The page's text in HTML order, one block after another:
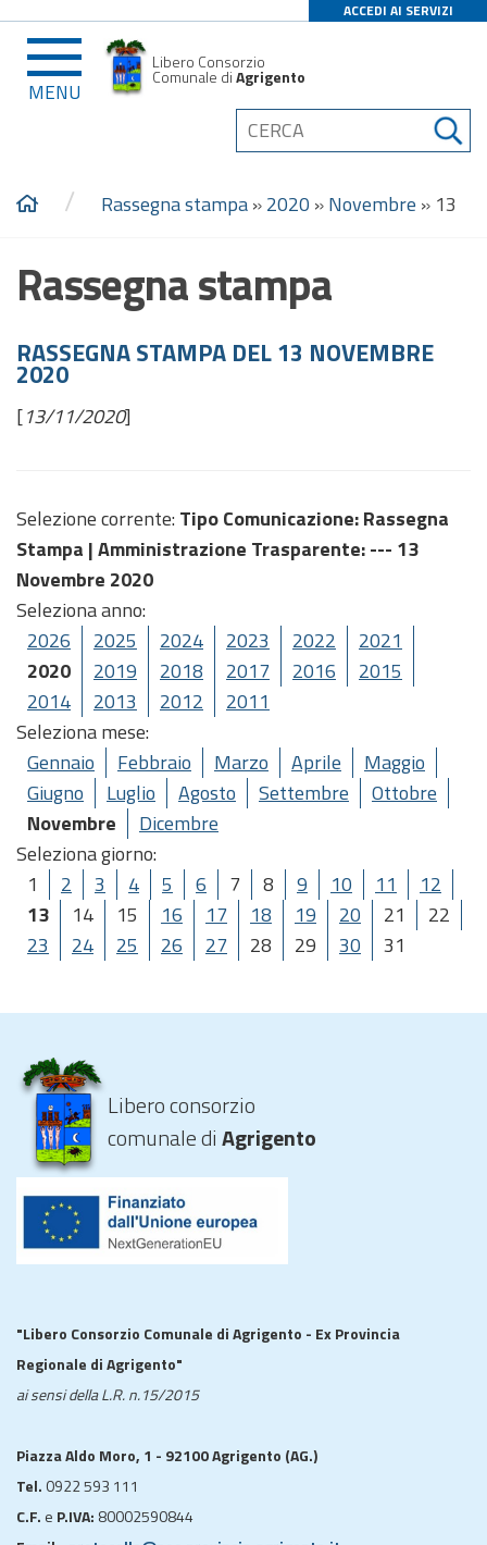
ACCEDI AI SERVIZI
MENU
Libero Consorzio
Comunale diAgrigento
/ Rassegna stampa»2020 »Novembre » 13
Rassegna stampa
RASSEGNA STAMPA DEL 13 NOVEMBRE
2020
[13/11/2020]
Selezione corrente: Tipo Comunicazione: Rassegna
Stampa |Amministrazione Trasparente: --- 13
Novembre 2020
Seleziona anno:
2026
2025 2024 2023 2022
2021
2020
2019 2018 2017 2016
2015
2014
2013 2012
2011
Seleziona mese:
Gennaio
Febbraio Marzo Aprile
Maggio
Giugno
Luglio Agosto Settembre
Ottobre
Novembre
Dicembre
Seleziona giorno:
1
2 3 4 5 6 7 8 9 10 11
12
13
14 15 16 17 18 19 20 21
22
23
24 25 26 27 28 29 30 31
Libero consorzio
comunale diAgrigento
"Libero Consorzio Comunale di Agrigento - Ex Provincia
Regionale di Agrigento"
ai sensi della L.R. n.15/2015
Piazza Aldo Moro, 1 - 92100 Agrigento (AG.)
Tel. 0922 593 111
C.F. e P.IVA: 80002590844